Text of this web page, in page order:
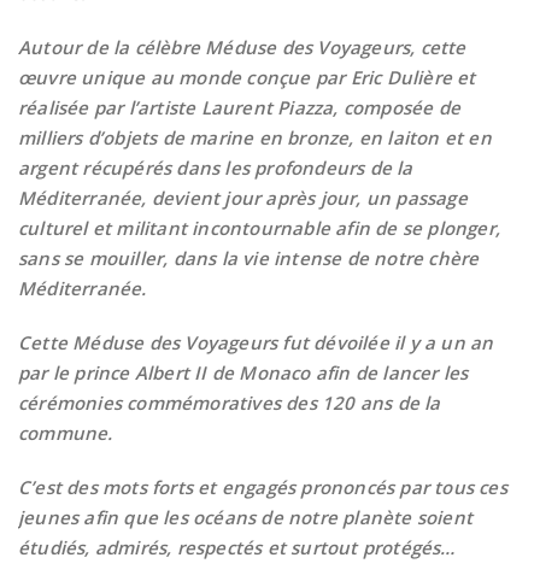
Autour de la célèbre Méduse des Voyageurs, cette
œuvre unique au monde conçue par Eric Dulière et
réalisée par l’artiste Laurent Piazza, composée de
milliers d’objets de marine en bronze, en laiton et en
argent récupérés dans les profondeurs de la
Méditerranée, devient jour après jour, un passage
culturel et militant incontournable afin de se plonger,
sans se mouiller, dans la vie intense de notre chère
Méditerranée.
Cette Méduse des Voyageurs fut dévoilée il y a un an
par le prince Albert II de Monaco afin de lancer les
cérémonies commémoratives des 120 ans de la
commune.
C’est des mots forts et engagés prononcés par tous ces
jeunes afin que les océans de notre planète soient
étudiés, admirés, respectés et surtout protégés…